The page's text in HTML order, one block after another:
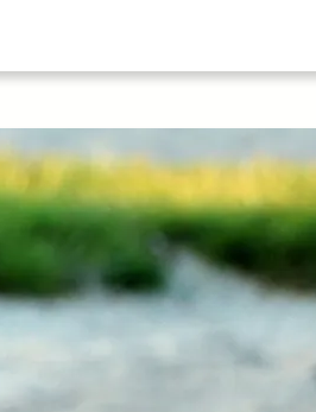
Maksimér grønt på
dig duften af frisk basilikum,